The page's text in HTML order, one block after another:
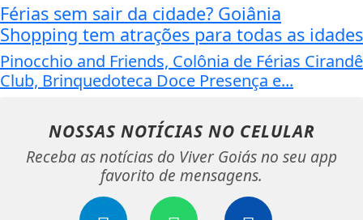
Férias sem sair da cidade? Goiânia
Shopping tem atrações para todas as idades
Pinocchio and Friends, Colônia de Férias Cirandê
Club, Brinquedoteca Doce Presença e...
NOSSAS NOTÍCIAS NO CELULAR
Receba as notícias do Viver Goiás no seu app
favorito de mensagens.